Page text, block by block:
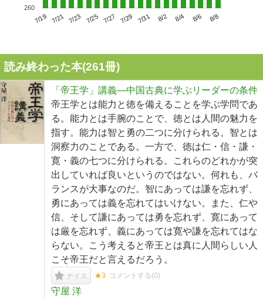
7/19 7/21 7/23 7/25 7/27 7/29 7/31 8/2 8/4 8/6 8/8
260
読み終わった本(261冊)
「帝王学」講義―中国古典に学ぶリーダーの条件
帝王学とは能力と徳を備えることを学ぶ学問であ
る。能力とは手腕のことで、徳とは人間の魅力を
指す。能力は智と勇の二つに分けられる。智とは
洞察力のことである。一方で、徳は仁・信・謙・
寛・義の七つに分けられる。これらのどれかが突
出していれば良いというのではない。何れも、バ
ランスが大事なのだ。智にあっては謙を忘れず、
勇にあっては義を忘れてはいけない。また、仁や
信、そして謙にあっては勇を忘れず、寛にあって
は厳を忘れず、義にあっては寛や謙を忘れてはな
らない。こう考えると帝王とは真に人間らしい人
こそ帝王だと言えるだろう。
ナイス ★3 コメントする(0)
守屋 洋